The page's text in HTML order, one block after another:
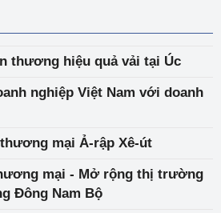
thương hiệu quả vải tại Úc
nghiệp Việt Nam với doanh
mại Ả-rập Xê-út
mại - Mở rộng thị trường
Đông Nam Bộ